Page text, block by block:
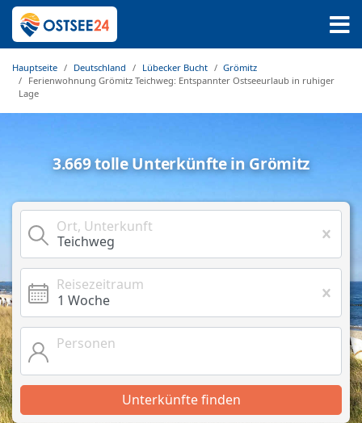
Hauptseite Deutschland Lübecker Bucht
Grömitz
Ferienwohnung Grömitz Teichweg: Entspannter Ostseeurlaub in ruhiger
Lage
3.669 tolle Unterkünfte in Grömitz
Ort, Unterkunft
Reisezeitraum
Personen
Unterkünfte finden